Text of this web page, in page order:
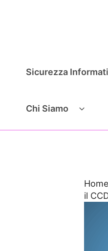
Sicurezza
Chi Siamo
Home
il